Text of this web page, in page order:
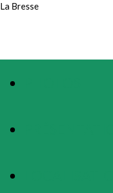
La Bresse